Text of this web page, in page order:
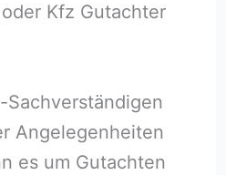
Kfz Gutachter
Angelegenheiten
es um Gutachten